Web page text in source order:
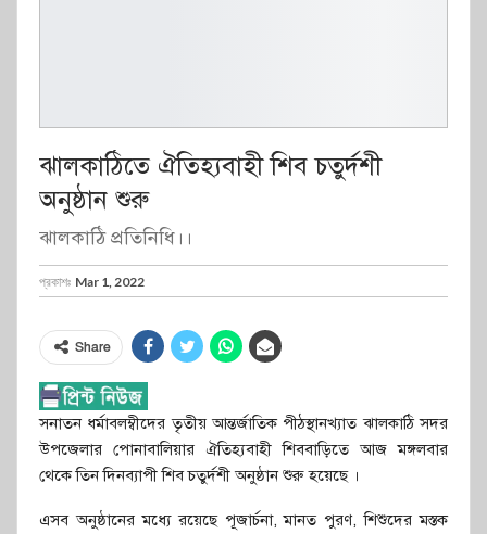
ঝালকাঠিতে ঐতিহ্যবাহী শিব চতুর্দশী
অনুষ্ঠান শুরু
ঝালকাঠি প্রতিনিধি।।
প্রকাশঃ Mar 1, 2022
Share
সনাতন ধর্মাবলম্বীদের তৃতীয় আন্তর্জাতিক পীঠস্থানখ্যাত ঝালকাঠি সদর
উপজেলার পোনাবালিয়ার ঐতিহ্যবাহী শিববাড়িতে আজ মঙ্গলবার
থেকে তিন দিনব্যাপী শিব চতুর্দশী অনুষ্ঠান শুরু হয়েছে ।
এসব অনুষ্ঠানের মধ্যে রয়েছে পূজার্চনা, মানত পুরণ, শিশুদের মস্তক